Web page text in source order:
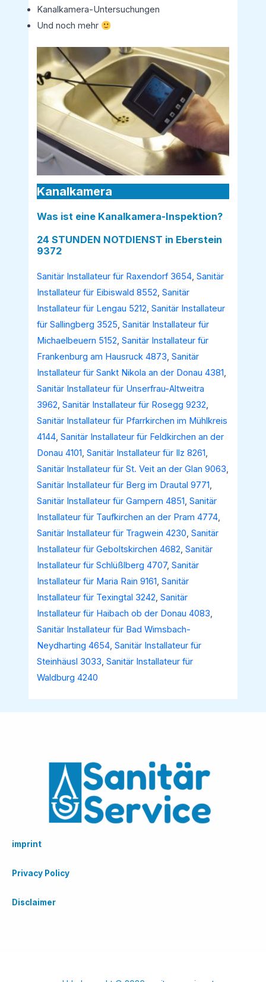
Kanalkamera-Untersuchungen
Und noch mehr
Kanalkamera
Was ist eine Kanalkamera-Inspektion?
24 STUNDEN NOTDIENST in Eberstein
9372
Sanitär Installateur für Raxendorf 3654,Sanitär
Installateur für Eibiswald 8552,Sanitär
Installateur für Lengau 5212,Sanitär Installateur
für Sallingberg 3525,Sanitär Installateur für
Michaelbeuern 5152,Sanitär Installateur für
Frankenburg am Hausruck 4873,Sanitär
Installateur für Sankt Nikola an der Donau 4381,
Sanitär Installateur für Unserfrau-Altweitra
3962,Sanitär Installateur für Rosegg 9232,
Sanitär Installateur für Pfarrkirchen im Mühlkreis
4144,Sanitär Installateur für Feldkirchen an der
Donau 4101,Sanitär Installateur für Ilz 8261,
Sanitär Installateur für St. Veit an der Glan 9063,
Sanitär Installateur für Berg im Drautal 9771,
Sanitär Installateur für Gampern 4851,Sanitär
Installateur für Taufkirchen an der Pram 4774,
Sanitär Installateur für Tragwein 4230,Sanitär
Installateur für Geboltskirchen 4682,Sanitär
Installateur für Schlüßlberg 4707,Sanitär
Installateur für Maria Rain 9161,Sanitär
Installateur für Texingtal 3242,Sanitär
Installateur für Haibach ob der Donau 4083,
Sanitär Installateur für Bad Wimsbach-
Neydharting 4654,Sanitär Installateur für
Steinhäusl 3033,Sanitär Installateur für
Waldburg 4240
imprint
Privacy Policy
Disclaimer